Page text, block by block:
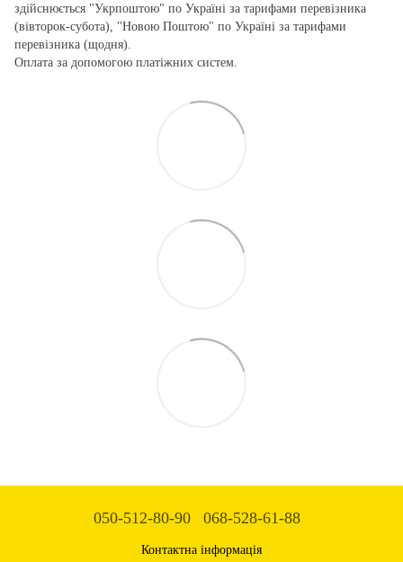
здійснюється "Укрпоштою" по Україні за тарифами перевізника
(вівторок-субота), "Новою Поштою" по Україні за тарифами
перевізника (щодня).
Оплата за допомогою платіжних систем.
050-512-80-90 068-528-61-88
Контактна інформація